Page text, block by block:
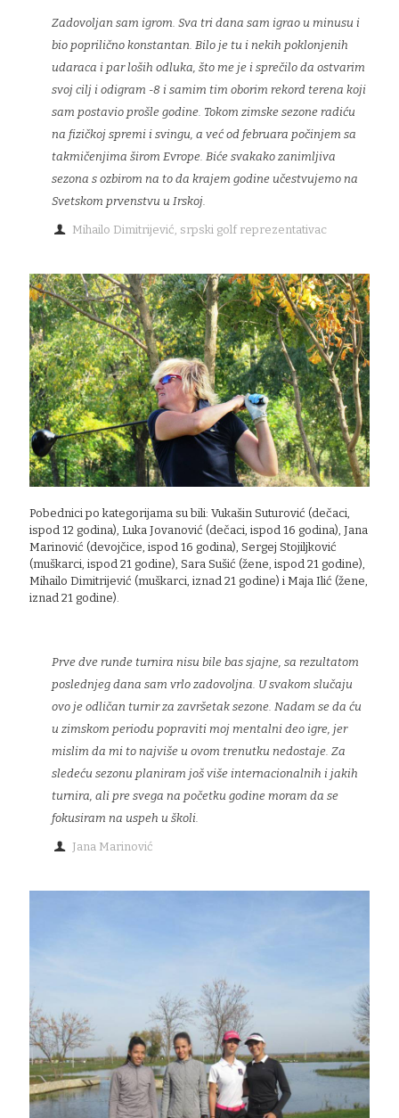
Zadovoljan sam igrom. Sva tri dana sam igrao u minusu i
bio poprilično konstantan. Bilo je tu i nekih poklonjenih
udaraca i par loših odluka, što me je i sprečilo da ostvarim
svoj cilj i odigram -8 i samim tim oborim rekord terena koji
sam postavio prošle godine. Tokom zimske sezone radiću
na fizičkoj spremi i svingu, a već od februara počinjem sa
takmičenjima širom Evrope. Biće svakako zanimljiva
sezona s ozbirom na to da krajem godine učestvujemo na
Svetskom prvenstvu u Irskoj.
Mihailo Dimitrijević, srpski golf reprezentativac
Pobednici po kategorijama su bili: Vukašin Suturović (dečaci,
ispod 12 godina), Luka Jovanović (dečaci, ispod 16 godina), Jana
Marinović (devojčice, ispod 16 godina), Sergej Stojiljković
(muškarci, ispod 21 godine), Sara Sušić (žene, ispod 21 godine),
Mihailo Dimitrijević (muškarci, iznad 21 godine) i Maja Ilić (žene,
iznad 21 godine).
Prve dve runde turnira nisu bile bas sjajne, sa rezultatom
poslednjeg dana sam vrlo zadovoljna. U svakom slučaju
ovo je odličan turnir za završetak sezone. Nadam se da ću
u zimskom periodu popraviti moj mentalni deo igre, jer
mislim da mi to najviše u ovom trenutku nedostaje. Za
sledeću sezonu planiram još više internacionalnih i jakih
turnira, ali pre svega na početku godine moram da se
fokusiram na uspeh u školi.
Jana Marinović